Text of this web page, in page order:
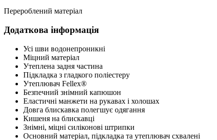
Перероблений матеріал
Додаткова інформація
Усі шви водонепроникні
Міцний матеріал
Утеплена задня частина
Підкладка з гладкого поліестеру
Утеплювач Fellex®
Безпечний знімний капюшон
Еластичні манжети на рукавах і холошах
Довга блискавка полегшує одягання
Кишеня на блискавці
Знімні, міцні силіконові штрипки
Основний матеріал, підкладка та утеплювач схвалені